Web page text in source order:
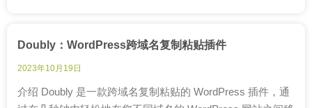
Doubly：WordPress跨域名复制粘贴插件
2023年10月19日
介绍 Doubly 是一款跨域名复制粘贴的 WordPress 插件，通